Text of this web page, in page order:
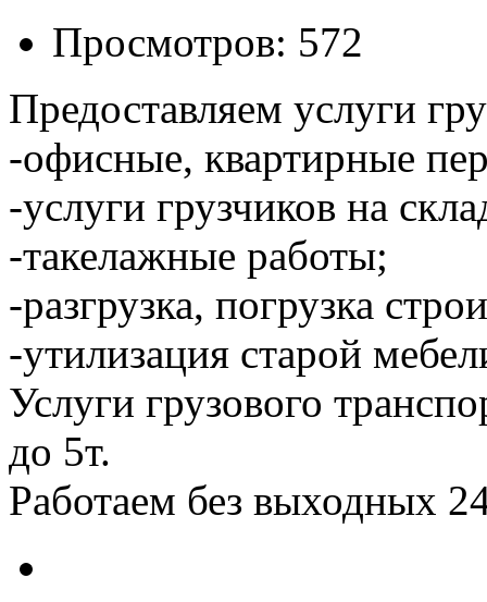
Просмотров: 572
Предоставляем услуги
-офисные, квартирные
-услуги грузчиков на
-такелажные работы;
-разгрузка, погрузка
-утилизация старой
Услуги грузового
до 5т.
Работаем без выходных